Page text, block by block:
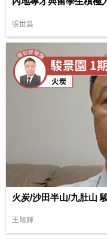
張世昌
火炭/沙田半山/九肚山
王旭輝